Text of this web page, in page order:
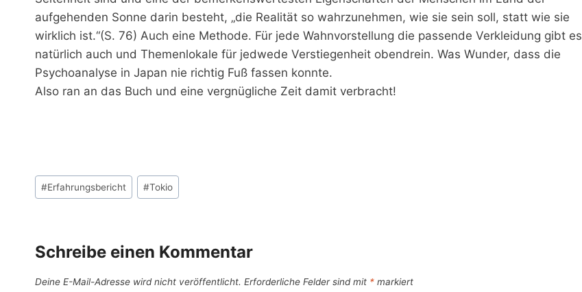
aufgehenden Sonne darin besteht, „die Realität so wahrzunehmen, wie sie sein soll, statt wie sie
wirklich ist.“(S. 76) Auch eine Methode. Für jede Wahnvorstellung die passende Verkleidung gibt es
natürlich auch und Themenlokale für jedwede Verstiegenheit obendrein. Was Wunder, dass die
Psychoanalyse in Japan nie richtig Fuß fassen konnte.
Also ran an das Buch und eine vergnügliche Zeit damit verbracht!
Schlagworte:
#Erfahrungsbericht #Tokio
Schreibe einen Kommentar
Deine E-Mail-Adresse wird nicht veröffentlicht. Erforderliche Felder sind mit * markiert